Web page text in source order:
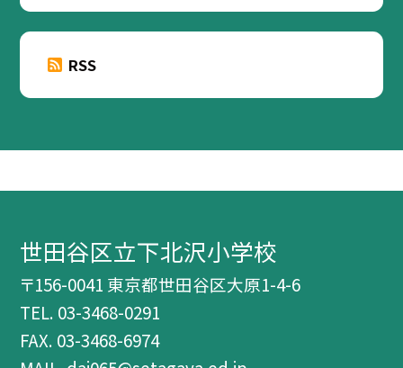
RSS
世田谷区立下北沢小学校
〒156-0041 東京都世田谷区大原1-4-6
TEL. 03-3468-0291
FAX. 03-3468-6974